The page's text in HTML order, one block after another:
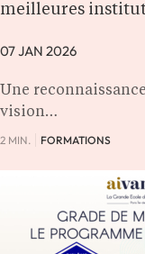
meilleures
07 JAN 2026
Une
vision…
2 MIN. FORMATIONS